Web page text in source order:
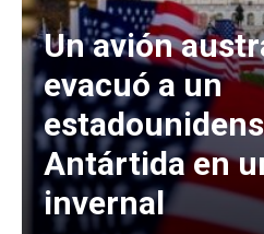
Un avión
evacuó a un
Antártida en
invernal